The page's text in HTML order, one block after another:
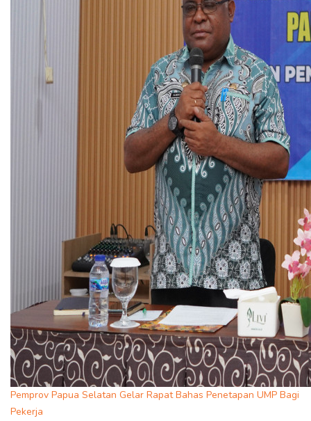
Pemprov Papua Selatan Gelar Rapat Bahas Penetapan UMP Bagi
Pekerja